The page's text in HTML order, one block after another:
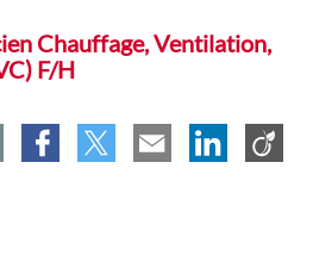
Chauffage, Ventilation,
F/H